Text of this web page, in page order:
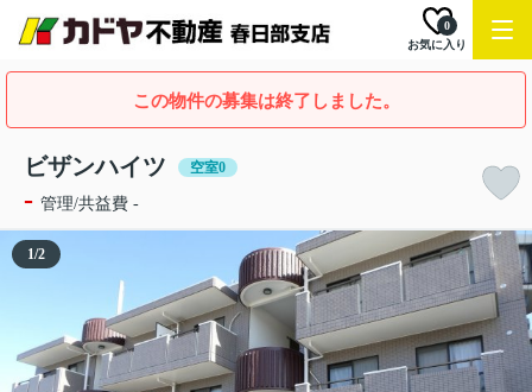
お気に入り
0
この物件の募集は終了しました。
ビザンハイツ 空室0
- 管理/共益費 -
1/2